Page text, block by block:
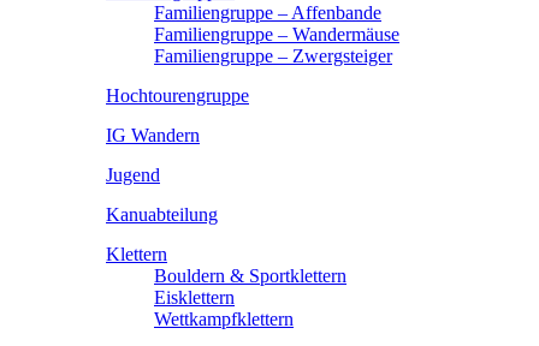
Familiengruppe – Affenbande
Familiengruppe – Wandermäuse
Familiengruppe – Zwergsteiger
Hochtourengruppe
IG Wandern
Jugend
Kanuabteilung
Klettern
Bouldern & Sportklettern
Eisklettern
Wettkampfklettern